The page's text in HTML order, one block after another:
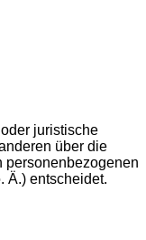
juristische
über die
personenbezogenen
Ä.) entscheidet.